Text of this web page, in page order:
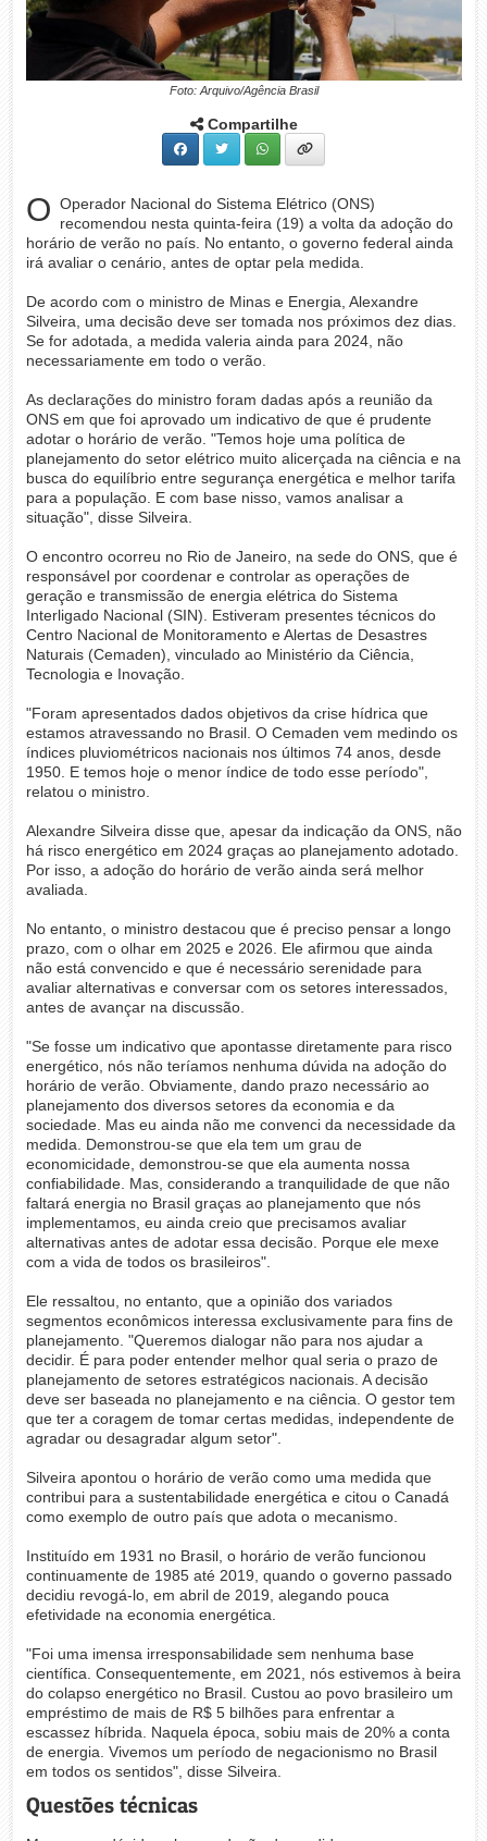
Foto: Arquivo/Agência Brasil
Compartilhe
O Operador Nacional do Sistema Elétrico (ONS)
recomendou nesta quinta-feira (19) a volta da adoção do
horário de verão no país. No entanto, o governo federal ainda
irá avaliar o cenário, antes de optar pela medida.
De acordo com o ministro de Minas e Energia, Alexandre
Silveira, uma decisão deve ser tomada nos próximos dez dias.
Se for adotada, a medida valeria ainda para 2024, não
necessariamente em todo o verão.
As declarações do ministro foram dadas após a reunião da
ONS em que foi aprovado um indicativo de que é prudente
adotar o horário de verão. "Temos hoje uma política de
planejamento do setor elétrico muito alicerçada na ciência e na
busca do equilíbrio entre segurança energética e melhor tarifa
para a população. E com base nisso, vamos analisar a
situação", disse Silveira.
O encontro ocorreu no Rio de Janeiro, na sede do ONS, que é
responsável por coordenar e controlar as operações de
geração e transmissão de energia elétrica do Sistema
Interligado Nacional (SIN). Estiveram presentes técnicos do
Centro Nacional de Monitoramento e Alertas de Desastres
Naturais (Cemaden), vinculado ao Ministério da Ciência,
Tecnologia e Inovação.
"Foram apresentados dados objetivos da crise hídrica que
estamos atravessando no Brasil. O Cemaden vem medindo os
índices pluviométricos nacionais nos últimos 74 anos, desde
1950. E temos hoje o menor índice de todo esse período",
relatou o ministro.
Alexandre Silveira disse que, apesar da indicação da ONS, não
há risco energético em 2024 graças ao planejamento adotado.
Por isso, a adoção do horário de verão ainda será melhor
avaliada.
No entanto, o ministro destacou que é preciso pensar a longo
prazo, com o olhar em 2025 e 2026. Ele afirmou que ainda
não está convencido e que é necessário serenidade para
avaliar alternativas e conversar com os setores interessados,
antes de avançar na discussão.
"Se fosse um indicativo que apontasse diretamente para risco
energético, nós não teríamos nenhuma dúvida na adoção do
horário de verão. Obviamente, dando prazo necessário ao
planejamento dos diversos setores da economia e da
sociedade. Mas eu ainda não me convenci da necessidade da
medida. Demonstrou-se que ela tem um grau de
economicidade, demonstrou-se que ela aumenta nossa
confiabilidade. Mas, considerando a tranquilidade de que não
faltará energia no Brasil graças ao planejamento que nós
implementamos, eu ainda creio que precisamos avaliar
alternativas antes de adotar essa decisão. Porque ele mexe
com a vida de todos os brasileiros".
Ele ressaltou, no entanto, que a opinião dos variados
segmentos econômicos interessa exclusivamente para fins de
planejamento. "Queremos dialogar não para nos ajudar a
decidir. É para poder entender melhor qual seria o prazo de
planejamento de setores estratégicos nacionais. A decisão
deve ser baseada no planejamento e na ciência. O gestor tem
que ter a coragem de tomar certas medidas, independente de
agradar ou desagradar algum setor".
Silveira apontou o horário de verão como uma medida que
contribui para a sustentabilidade energética e citou o Canadá
como exemplo de outro país que adota o mecanismo.
Instituído em 1931 no Brasil, o horário de verão funcionou
continuamente de 1985 até 2019, quando o governo passado
decidiu revogá-lo, em abril de 2019, alegando pouca
efetividade na economia energética.
"Foi uma imensa irresponsabilidade sem nenhuma base
científica. Consequentemente, em 2021, nós estivemos à beira
do colapso energético no Brasil. Custou ao povo brasileiro um
empréstimo de mais de R$ 5 bilhões para enfrentar a
escassez híbrida. Naquela época, sobiu mais de 20% a conta
de energia. Vivemos um período de negacionismo no Brasil
em todos os sentidos", disse Silveira.
Questões técnicas